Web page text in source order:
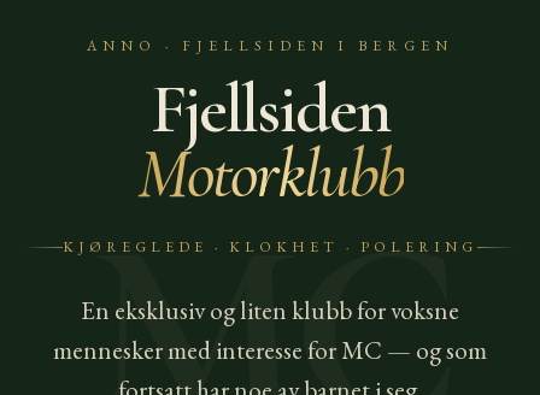
MC
ANNO · FJELLSIDEN I BERGEN
Fjellsiden
Motorklubb
KJØREGLEDE · KLOKHET · POLERING
En eksklusiv og liten klubb for voksne
mennesker med interesse for MC — og som